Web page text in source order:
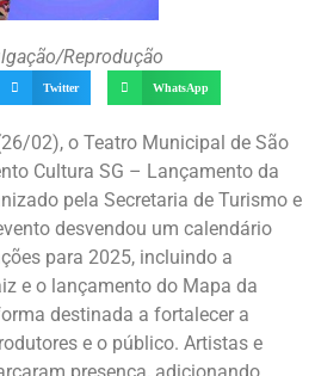
Reprodução
Twitter WhatsApp
02), o Teatro Municipal de São
Cultura SG – Lançamento da
pela Secretaria de Turismo e
desvendou um calendário
para 2025, incluindo a
e o lançamento do Mapa da
destinada a fortalecer a
e o público. Artistas e